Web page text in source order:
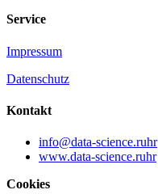
Service
Impressum
Datenschutz
Kontakt
info@data-science.ruhr
www.data-science.ruhr
Cookies